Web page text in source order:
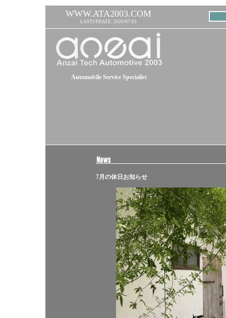
WWW.ATA2003.COM
LASTUPDATE: 2020/07/03
Automobile Service Specialist
7月の休日お知らせ